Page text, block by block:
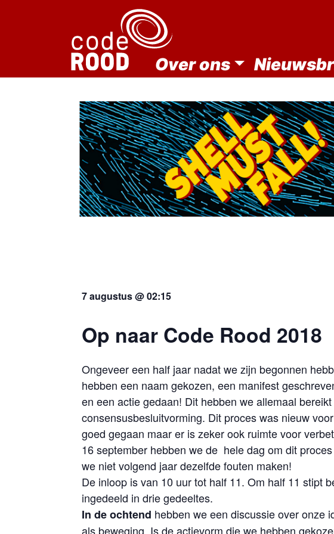
Over ons
7 augustus @ 02:15
Op naar Code Rood 2018
Ongeveer een half jaar nadat we zijn begonnen
hebben een naam gekozen, een manifest
en een actie gedaan! Dit hebben we allemaal
consensusbesluitvorming. Dit proces was nieuw
goed gegaan maar er is zeker ook ruimte voor
16 september hebben we de hele dag om dit
we niet volgend jaar dezelfde fouten maken!
De inloop is van 10 uur tot half 11. Om half 11 stipt
ingedeeld in drie gedeeltes.
In de ochtend hebben we een discussie over onze
als beweging . Is de actievorm die we hebben